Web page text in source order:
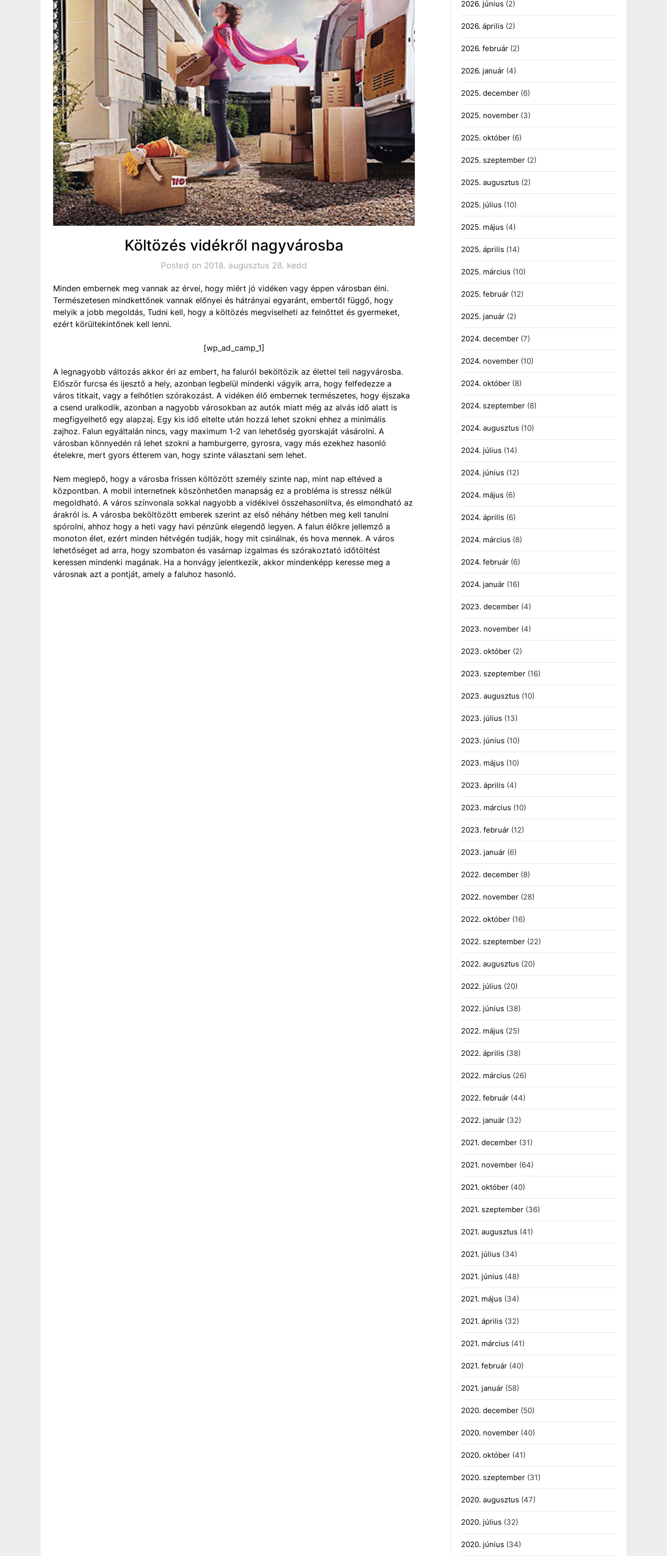
Költözés vidékről nagyvárosba
Posted on 2018. augusztus 28. kedd
Minden embernek meg vannak az érvei, hogy miért jó vidéken vagy éppen városban élni.
Természetesen mindkettőnek vannak előnyei és hátrányai egyaránt, embertől függő, hogy
melyik a jobb megoldás, Tudni kell, hogy a költözés megviselheti az felnőttet és gyermeket,
ezért körültekintőnek kell lenni.
[wp_ad_camp_1]
A legnagyobb változás akkor éri az embert, ha faluról beköltözik az élettel teli nagyvárosba.
Először furcsa és ijesztő a hely, azonban legbelül mindenki vágyik arra, hogy felfedezze a
város titkait, vagy a felhőtlen szórakozást. A vidéken élő embernek természetes, hogy éjszaka
a csend uralkodik, azonban a nagyobb városokban az autók miatt még az alvás idő alatt is
megfigyelhető egy alapzaj. Egy kis idő eltelte után hozzá lehet szokni ehhez a minimális
zajhoz. Falun egyáltalán nincs, vagy maximum 1-2 van lehetőség gyorskaját vásárolni. A
városban könnyedén rá lehet szokni a hamburgerre, gyrosra, vagy más ezekhez hasonló
ételekre, mert gyors étterem van, hogy szinte választani sem lehet.
Nem meglepő, hogy a városba frissen költözött személy szinte nap, mint nap eltéved a
központban. A mobil internetnek köszönhetően manapság ez a probléma is stressz nélkül
megoldható. A város színvonala sokkal nagyobb a vidékivel összehasonlítva, és elmondható az
árakról is. A városba beköltözött emberek szerint az első néhány hétben meg kell tanulni
spórolni, ahhoz hogy a heti vagy havi pénzünk elegendő legyen. A falun élőkre jellemző a
monoton élet, ezért minden hétvégén tudják, hogy mit csinálnak, és hova mennek. A város
lehetőséget ad arra, hogy szombaton és vasárnap izgalmas és szórakoztató időtöltést
keressen mindenki magának. Ha a honvágy jelentkezik, akkor mindenképp keresse meg a
városnak azt a pontját, amely a faluhoz hasonló.
2026. június (2)
2026. április (2)
2026. február(2)
2026. január(4)
2025. december(6)
2025. november(3)
2025. október(6)
2025. szeptember(2)
2025. augusztus (2)
2025. július (10)
2025. május (4)
2025. április (14)
2025. március (10)
2025. február(12)
2025. január(2)
2024. december(7)
2024. november(10)
2024. október(8)
2024. szeptember(8)
2024. augusztus (10)
2024. július (14)
2024. június (12)
2024. május (6)
2024. április (6)
2024. március (8)
2024. február(6)
2024. január(16)
2023. december(4)
2023. november(4)
2023. október(2)
2023. szeptember(16)
2023. augusztus (10)
2023. július (13)
2023. június (10)
2023. május (10)
2023. április (4)
2023. március (10)
2023. február(12)
2023. január(6)
2022. december(8)
2022. november(28)
2022. október(16)
2022. szeptember(22)
2022. augusztus (20)
2022. július (20)
2022. június (38)
2022. május (25)
2022. április (38)
2022. március (26)
2022. február(44)
2022. január(32)
2021. december(31)
2021. november(64)
2021. október(40)
2021. szeptember(36)
2021. augusztus (41)
2021. július (34)
2021. június (48)
2021. május (34)
2021. április (32)
2021. március (41)
2021. február(40)
2021. január(58)
2020. december(50)
2020. november(40)
2020. október(41)
2020. szeptember(31)
2020. augusztus (47)
2020. július (32)
2020. június (34)